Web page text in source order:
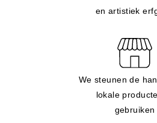
en artistiek
We steunen de
lokale
gebruiken